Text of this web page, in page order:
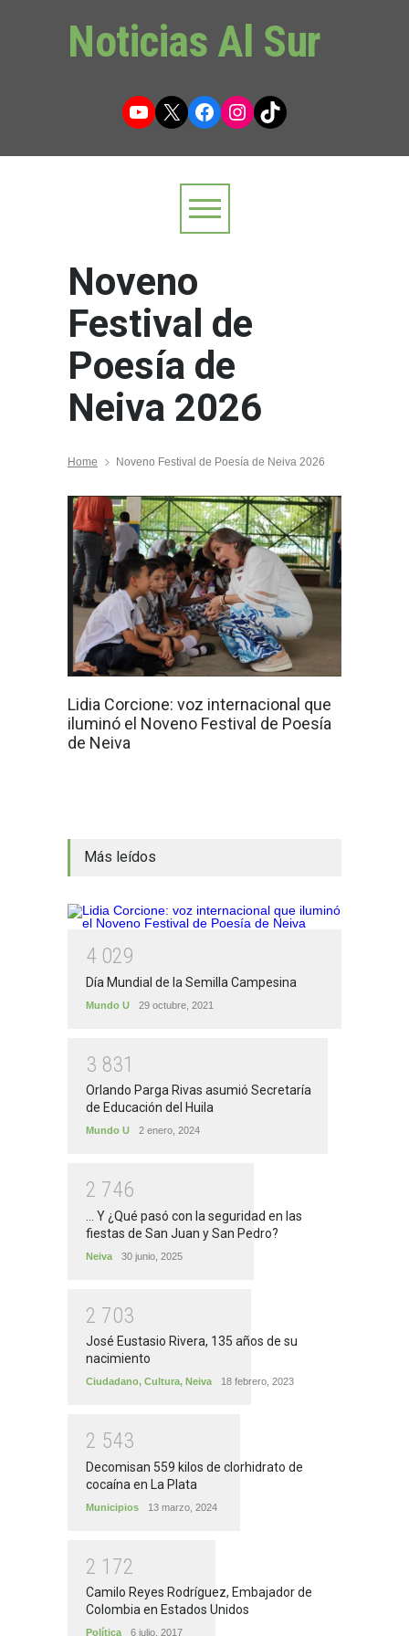
Noticias Al Sur
YouTube
X Facebook
Instagram
TikTok
Noveno
Festival de
Poesía de
Neiva 2026
Home Noveno Festival de Poesía de Neiva 2026
Lidia Corcione: voz internacional que
iluminó el Noveno Festival de Poesía
de Neiva
Más leídos
4 029
Día Mundial de la Semilla Campesina
Mundo U 29 octubre, 2021
3 831
Orlando Parga Rivas asumió Secretaría
de Educación del Huila
Mundo U 2 enero, 2024
2 746
... Y ¿Qué pasó con la seguridad en las
fiestas de San Juan y San Pedro?
Neiva 30 junio, 2025
2 703
José Eustasio Rivera, 135 años de su
nacimiento
Ciudadano, Cultura, Neiva 18 febrero, 2023
2 543
Decomisan 559 kilos de clorhidrato de
cocaína en La Plata
Municipios 13 marzo, 2024
2 1 72
Camilo Reyes Rodríguez, Embajador de
Colombia en Estados Unidos
Política 6 julio, 2017